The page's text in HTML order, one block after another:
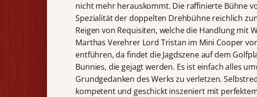
nicht mehr herauskommt. Die raffinierte Bühne
Spezialität der doppelten Drehbühne reichlich
Reigen von Requisiten, welche die Handlung mit
Marthas Verehrer Lord Tristan im Mini Cooper
entführen, da findet die Jagdszene auf dem
Bunnies, die gejagt werden. Es ist einfach alles
Grundgedanken des Werks zu verletzen.
kompetent und geschickt inszeniert mit